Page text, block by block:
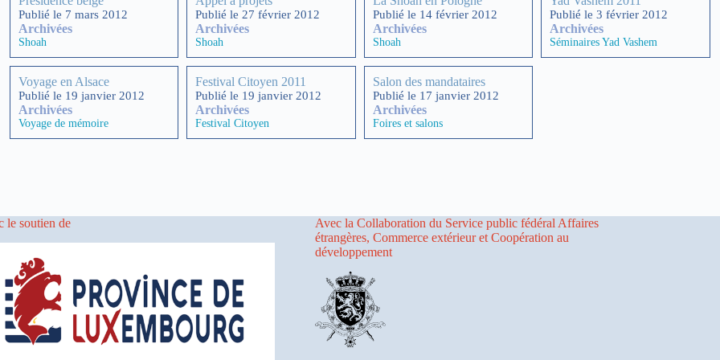
Publié le 7 mars 2012
Archivées
Shoah
Publié le 27 février 2012
Archivées
Shoah
Publié le 14 février 2012
Archivées
Shoah
Publié le 3 février 2012
Archivées
Séminaires Yad Vashem
Voyage en Alsace
Publié le 19 janvier 2012
Archivées
Voyage de mémoire
Festival Citoyen 2011
Publié le 19 janvier 2012
Archivées
Festival Citoyen
Salon des mandataires
Publié le 17 janvier 2012
Archivées
Foires et salons
le soutien de
Avec la Collaboration du Service public fédéral Affaires
étrangères, Commerce extérieur et Coopération au
développement